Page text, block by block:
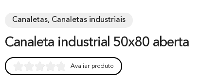
Canaletas, Canaletas industriais
Canaleta industrial 50x80 aberta
Avaliar produto